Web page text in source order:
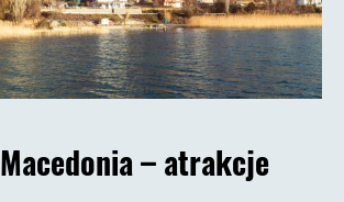
Macedonia – atrakcje